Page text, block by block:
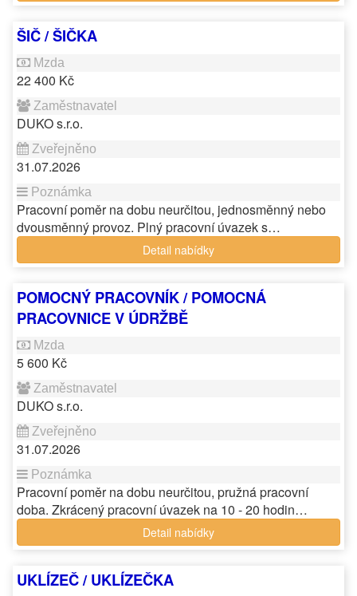
ŠIČ / ŠIČKA
22 400 Kč
DUKO s.r.o.
31.07.2026
Pracovní poměr na dobu neurčitou, jednosměnný nebo
dvousměnný provoz. Plný pracovní úvazek s…
Detail nabídky
POMOCNÝ PRACOVNÍK / POMOCNÁ
PRACOVNICE V ÚDRŽBĚ
5 600 Kč
DUKO s.r.o.
31.07.2026
Pracovní poměr na dobu neurčitou, pružná pracovní
doba. Zkrácený pracovní úvazek na 10 - 20 hodin…
Detail nabídky
UKLÍZEČ / UKLÍZEČKA